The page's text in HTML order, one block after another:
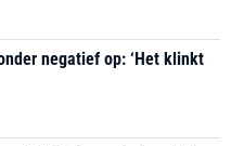
negatief op: ‘Het klinkt